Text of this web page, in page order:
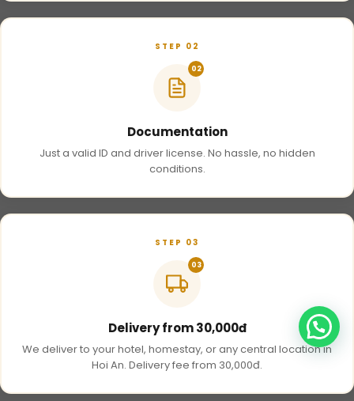
STEP 02
02
Documentation
Just a valid ID and driver license. No hassle, no hidden
conditions.
STEP 03
03
Delivery from 30,000đ
We deliver to your hotel, homestay, or any central location in
Hoi An. Delivery fee from 30,000đ.